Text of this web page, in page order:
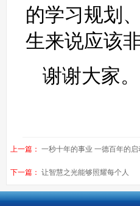
的学习规划
生来说应该
谢谢大家。
上一篇： 一秒十年的事业 一德百年的启
下一篇： 让智慧之光能够照耀每个人